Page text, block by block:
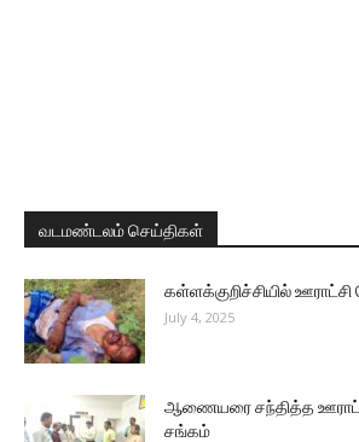
வடமண்டலம் செய்திகள்
கள்ளக்குறிச்சியில்
July 4, 2025
ஆணையரை சந்தித்த
சங்கம்